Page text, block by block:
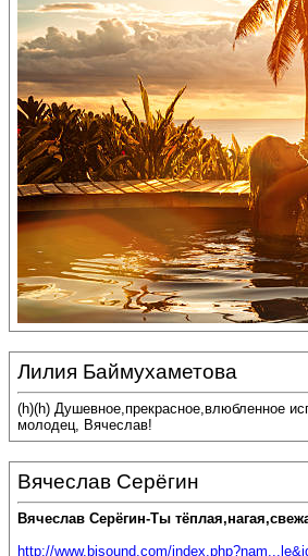
Лилия Баймухаметова
(h)(h) Душевное,прекрасное,влюбленное
молодец, Вячеслав!
Вячеслав Серёгин
Вячеслав Серёгин-Ты
http://www.bisound.com/